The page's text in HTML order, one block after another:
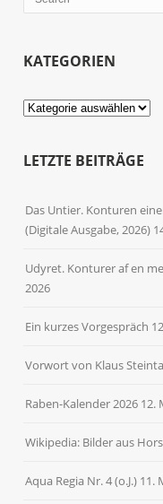
KATEGORIEN
Kategorien
LETZTE BEITRÄGE
Das Untier. Konturen
(Digitale Ausgabe, 2026)
Udyret. Konturer af en
2026
Ein kurzes Vorgespräch
Vorwort von Klaus
Raben-Kalender 2026 12.
Wikipedia: Bilder aus
Aqua Regia Nr. 4 (o.J.) 11.